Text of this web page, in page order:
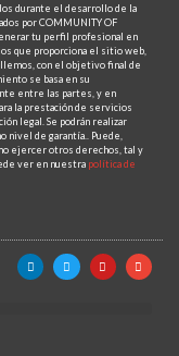
durante el desarrollo de la
por COMMUNITY OF
tu perfil profesional en
que proporciona el sitio web,
con el objetivo final de
se basa en su
entre las partes, y en
la prestación de servicios
legal. Se podrán realizar
nivel de garantía.. Puede,
ejercer otros derechos, tal y
ver en nuestra política de